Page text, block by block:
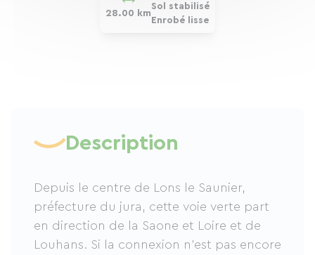
28.00 km
Sol stabilisé
Enrobé lisse
Description
Depuis le centre de Lons le Saunier,
préfecture du jura, cette voie verte part
en direction de la Saone et Loire et de
Louhans. Si la connexion n'est pas encore